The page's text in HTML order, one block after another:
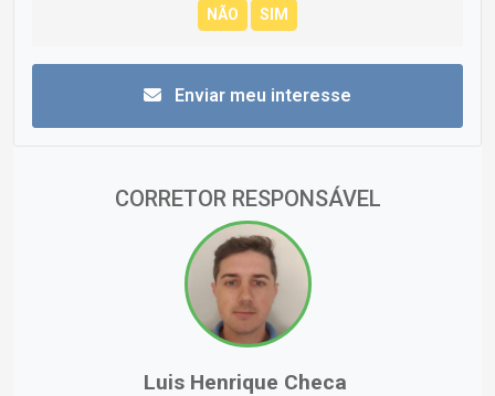
Enviar meu interesse
CORRETOR RESPONSÁVEL
Luis Henrique Checa